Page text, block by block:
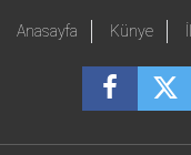
Anasayfa Künye